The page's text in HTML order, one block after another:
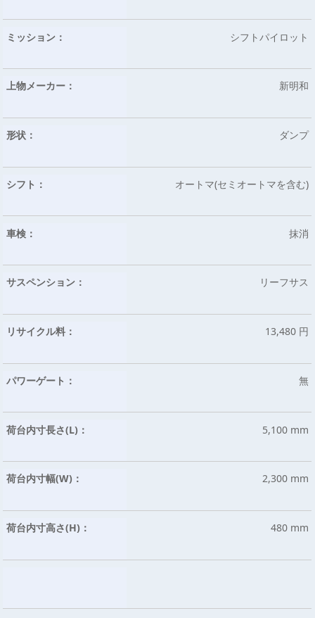
ミッション： シフトパイロット
上物メーカー： 新明和
形状： ダンプ
シフト： オートマ(セミオートマを含む)
車検： 抹消
サスペンション： リーフサス
リサイクル料： 13,480 円
パワーゲート： 無
荷台内寸長さ(L)： 5,100 mm
荷台内寸幅(W)： 2,300 mm
荷台内寸高さ(H)： 480 mm